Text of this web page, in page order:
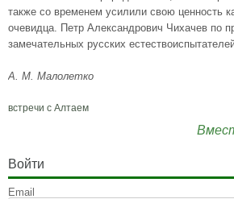
также со временем усилили свою ценность
очевидца. Петр Александрович Чихачев по
замечательных русских
А. М. Малолетко
встречи с Алтаем
Войти
Email